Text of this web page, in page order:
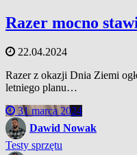
Razer mocno
22.04.2024
Razer z okazji Dnia Ziemi
letniego planu…
31 marca 2024
Dawid Nowak
Testy sprzętu